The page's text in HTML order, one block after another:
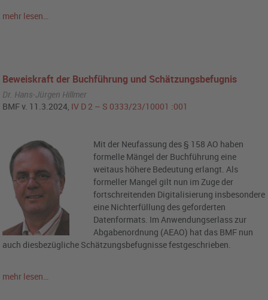
mehr lesen…
Beweiskraft der Buchführung und Schätzungsbefugnis
Dr. Hans-Jürgen Hillmer
BMF v. 11.3.2024, IV D 2 – S 0333/23/10001 :001
Mit der Neufassung des § 158 AO haben
formelle Mängel der Buchführung eine
weitaus höhere Bedeutung erlangt. Als
formeller Mangel gilt nun im Zuge der
fortschreitenden Digitalisierung insbesondere
eine Nichterfüllung des geforderten
Datenformats. Im Anwendungserlass zur
Abgabenordnung (AEAO) hat das BMF nun
auch diesbezügliche Schätzungsbefugnisse festgeschrieben.
mehr lesen…